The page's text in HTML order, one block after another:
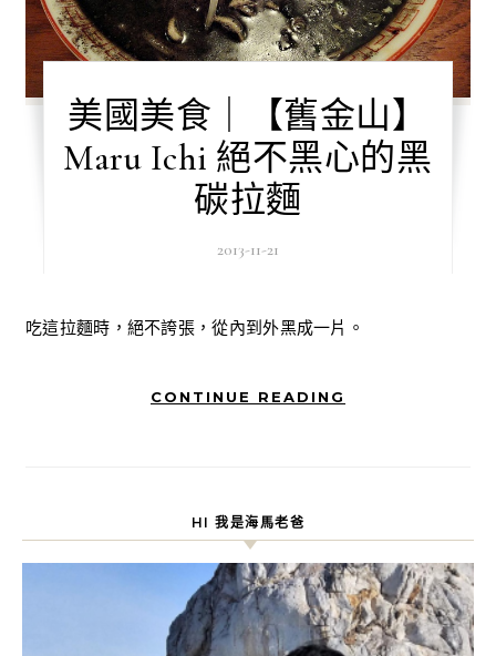
美國美食｜【舊金山】
Maru Ichi 絕不黑心的黑
碳拉麵
2013-11-21
吃這拉麵時，絕不誇張，從內到外黑成一片。
CONTINUE READING
HI 我是海馬老爸